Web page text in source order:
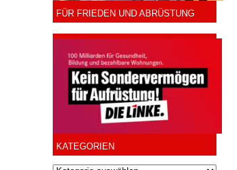
FÜR FRIEDEN UND ABRÜSTUNG
KATEGORIEN